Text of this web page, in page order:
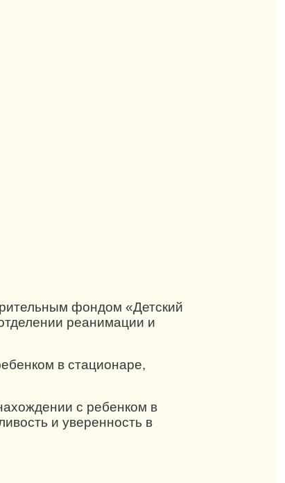
фондом «Детский
реанимации и
в стационаре,
с ребенком в
и уверенность в